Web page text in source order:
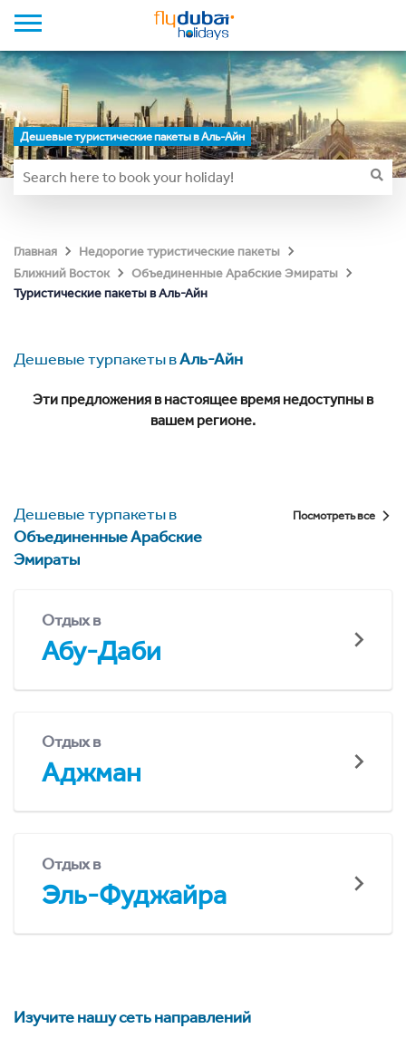
Дешевые туристические пакеты в Аль-Айн
Главная
Недорогие туристические пакеты
Ближний Восток
Объединенные Арабские Эмираты
Туристические пакеты в Аль-Айн
Дешевые турпакеты вАль-Айн
Эти предложения в настоящее время недоступны в
вашем регионе.
Дешевые турпакеты в
Объединенные Арабские
Эмираты
Посмотреть все
Отдых в
Абу-Даби
Отдых в
Аджман
Отдых в
Эль-Фуджайра
Изучите нашу сеть направлений